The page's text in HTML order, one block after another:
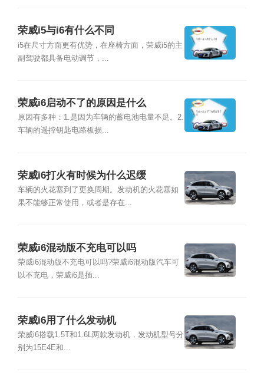
荣威i5与i6有什么不同
i5在尺寸方面更有优势，在座椅方面，荣威i5的主
副驾驶都具备电动调节，...
荣威i6启动不了的原因是什么
原因有多种：1.是因为车辆的蓄电池电量不足。2.
车辆的遥控钥匙电路板损...
荣威i6打火有时候为什么迟缓
车辆的火花塞到了更换周期。发动机的火花塞如
果不能够正常使用，或者是存在...
荣威i6混动版不充电可以吗
荣威i6混动版不充电可以吗?荣威i6混动版汽车可
以不充电，荣威i6是插...
荣威i6用了什么发动机
荣威i6搭载1.5T和1.6L两款发动机，发动机型号分
别为15E4E和...